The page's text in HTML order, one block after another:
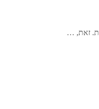
זאת, …